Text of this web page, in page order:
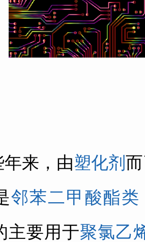
年来，由塑化剂
邻苯二甲酸酯类
主要用于聚氯乙